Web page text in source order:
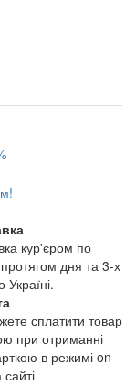
кур'єром по
дня та 3-х
Україні.
сплатити товар
при отриманні
в режимі on-